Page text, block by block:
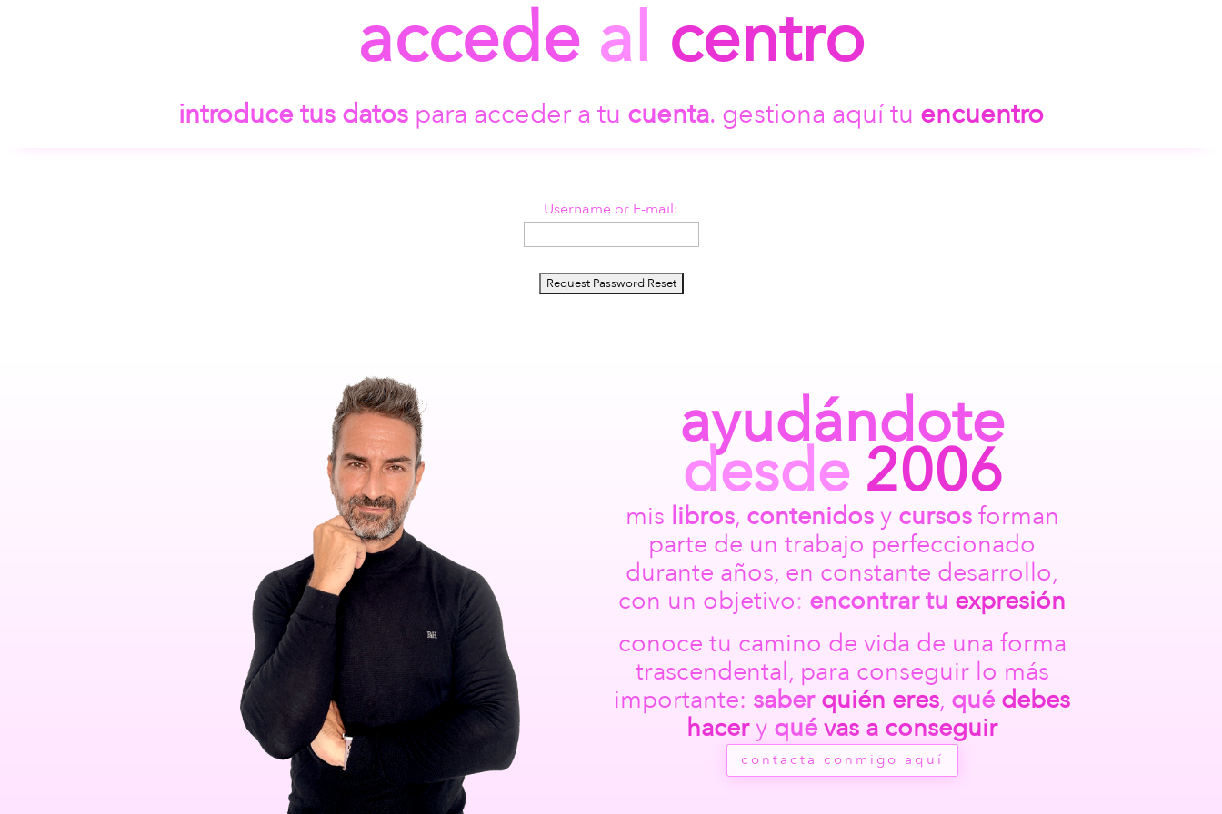
accede al centro
introduce tus datos para acceder a tu cuenta. gestiona aquí tu encuentro
Username or E-mail:
ayudándote
desde 2006
mis libros, contenidosy cursosforman
parte de un trabajo perfeccionado
durante años, en constante desarrollo,
con un objetivo: encontrartu expresión
conoce tu camino de vida de una forma
trascendental, para conseguir lo más
importante: saberquién eres, qué debes
hacery quévas a conseguir
contacta conmigo aquí